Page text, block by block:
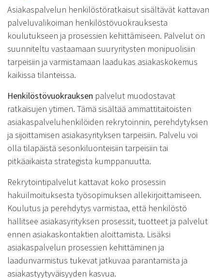
Asiakaspalvelun henkilöstöratkaisut sisältävät kattavan
palveluvalikoiman henkilöstövuokrauksesta
koulutukseen ja prosessien kehittämiseen. Palvelut on
suunniteltu vastaamaan suuryritysten monipuolisiin
tarpeisiin ja varmistamaan laadukas asiakaskokemus
kaikissa tilanteissa.
Henkilöstövuokrauksen palvelut muodostavat
ratkaisujen ytimen. Tämä sisältää ammattitaitoisten
asiakaspalveluhenkilöiden rekrytoinnin, perehdytyksen
ja sijoittamisen asiakasyrityksen tarpeisiin. Palvelu voi
olla tilapäistä sesonkiluonteisiin tarpeisiin tai
pitkäaikaista strategista kumppanuutta.
Rekrytointipalvelut kattavat koko prosessin
hakuilmoituksesta työsopimuksen allekirjoittamiseen.
Koulutus ja perehdytys varmistaa, että henkilöstö
hallitsee asiakasyrityksen prosessit, tuotteet ja palvelut
ennen asiakaskontaktien aloittamista. Lisäksi
asiakaspalvelun prosessien kehittäminen ja
laadunvarmistus tukevat jatkuvaa parantamista ja
asiakastyytyväisyyden kasvua.